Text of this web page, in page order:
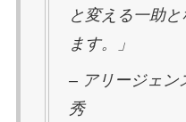
と変える一助
ます。」
– アリージェン
秀